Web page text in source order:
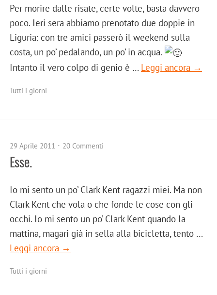
Per morire dalle risate, certe volte, basta davvero
poco. Ieri sera abbiamo prenotato due doppie in
Liguria: con tre amici passerò il weekend sulla
costa, un po’ pedalando, un po’ in acqua.
Intanto il vero colpo di genio è … Leggi ancora →
Tutti i giorni
29 Aprile 2011 20 Commenti
Esse.
Io mi sento un po’ Clark Kent ragazzi miei. Ma non
Clark Kent che vola o che fonde le cose con gli
occhi. Io mi sento un po’ Clark Kent quando la
mattina, magari già in sella alla bicicletta, tento …
Leggi ancora →
Tutti i giorni